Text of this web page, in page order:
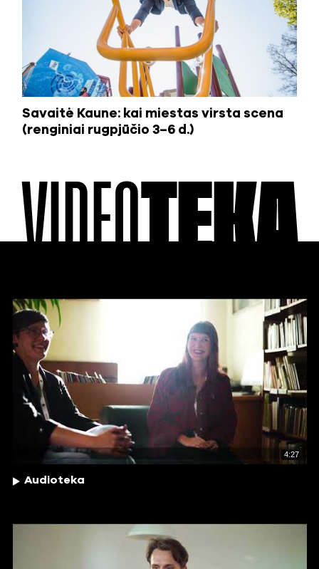
Savaitė Kaune: kai miestas virsta scena
(renginiai rugpjūčio 3–6 d.)
VIDEOTEKA
4:27
Audioteka